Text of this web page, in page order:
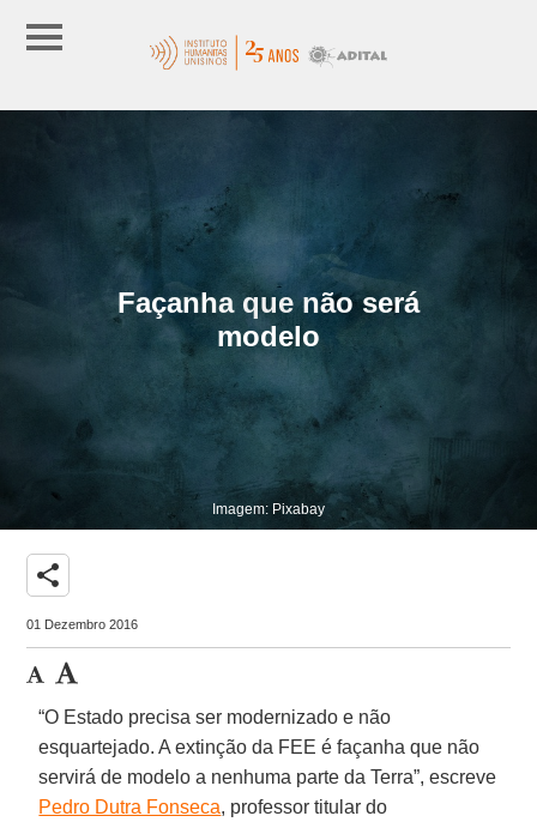
Façanha que não será
modelo
Imagem: Pixabay
share
01 Dezembro 2016
“O Estado precisa ser modernizado e não
esquartejado. A extinção da FEE é façanha que não
servirá de modelo a nenhuma parte da Terra”, escreve
Pedro Dutra Fonseca, professor titular do